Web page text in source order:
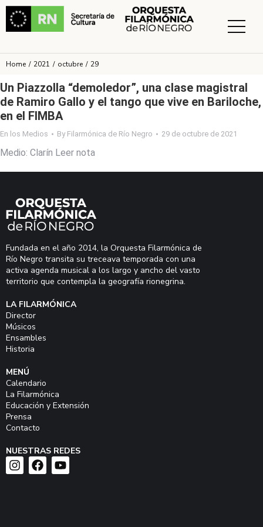
You are here:
Home 2021 octubre 29
Un Piazzolla “demoledor”, una clase magistral
de Ramiro Gallo y el tango que vive en Bariloche,
en el FIMBA
En los Medios By Filarmónica de Río Negro 29 de octubre de 2021
Medio: Clarín Leer nota
Fundada en el año 2014, la Orquesta Filarmónica de
Río Negro transita su treceava temporada con una
activa agenda musical a los largo y ancho del vasto
territorio que contempla la geografía rionegrina.
LA FILARMÓNICA
Director
Músicos
Ensambles
Historia
MENÚ
Calendario
La Filarmónica
Educación y Extensión
Prensa
Contacto
NUESTRAS REDES